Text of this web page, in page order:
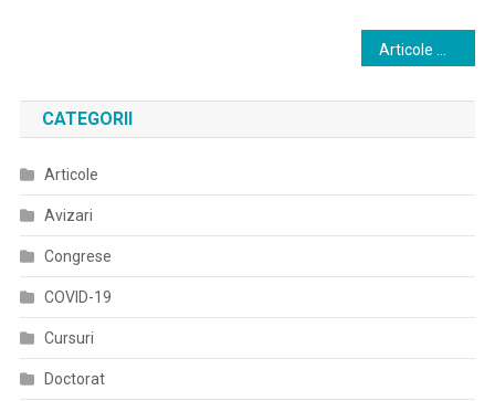
Epidemiologie
Remarcăm
Extraordinar
Gripei
în
articole
CATEGORII
Articole
Avizari
Congrese
COVID-19
Cursuri
Doctorat